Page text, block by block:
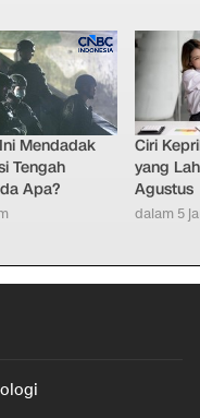
Mendadak
Tengah
Apa?
Ciri
yang
Agustus
dalam 5